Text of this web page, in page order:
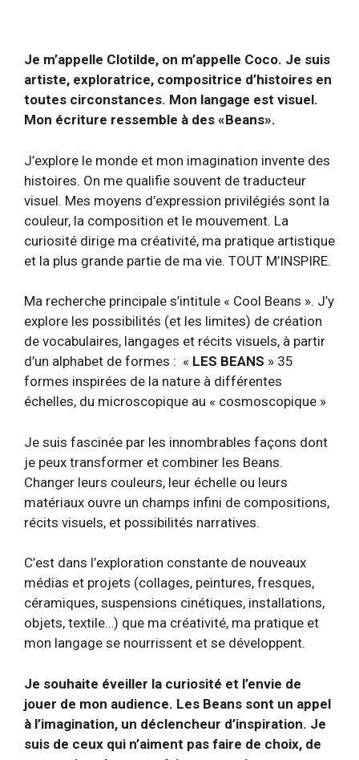
Je m’appelle Clotilde, on m’appelle Coco. Je suis
artiste, exploratrice, compositrice d’histoires en
toutes circonstances. Mon langage est visuel.
Mon écriture ressemble à des «Beans».
J’explore le monde et mon imagination invente des
histoires. On me qualifie souvent de traducteur
visuel. Mes moyens d’expression privilégiés sont la
couleur, la composition et le mouvement. La
curiosité dirige ma créativité, ma pratique artistique
et la plus grande partie de ma vie. TOUT M’INSPIRE.
Ma recherche principale s’intitule « Cool Beans ». J’y
explore les possibilités (et les limites) de création
de vocabulaires, langages et récits visuels, à partir
d’un alphabet de formes : « LES BEANS » 35
formes inspirées de la nature à différentes
échelles, du microscopique au « cosmoscopique »
Je suis fascinée par les innombrables façons dont
je peux transformer et combiner les Beans.
Changer leurs couleurs, leur échelle ou leurs
matériaux ouvre un champs infini de compositions,
récits visuels, et possibilités narratives.
C’est dans l’exploration constante de nouveaux
médias et projets (collages, peintures, fresques,
céramiques, suspensions cinétiques, installations,
objets, textile…) que ma créativité, ma pratique et
mon langage se nourrissent et se développent.
Je souhaite éveiller la curiosité et l’envie de
jouer de mon audience. Les Beans sont un appel
à l’imagination, un déclencheur d’inspiration. Je
suis de ceux qui n’aiment pas faire de choix, de